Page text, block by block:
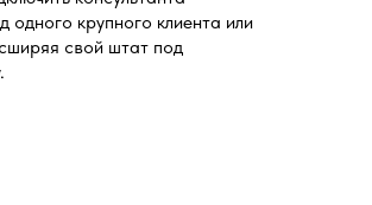
одного крупного клиента или
свой штат под